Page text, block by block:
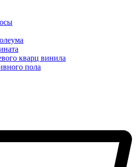
кварц винила
пола